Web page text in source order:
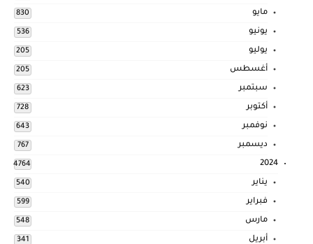
مايو 830
يونيو 536
يوليو 205
أغسطس 205
سبتمبر 623
أكتوبر 728
نوفمبر 643
ديسمبر 767
2024
4764
يناير 540
فبراير 599
مارس 548
أبريل 341